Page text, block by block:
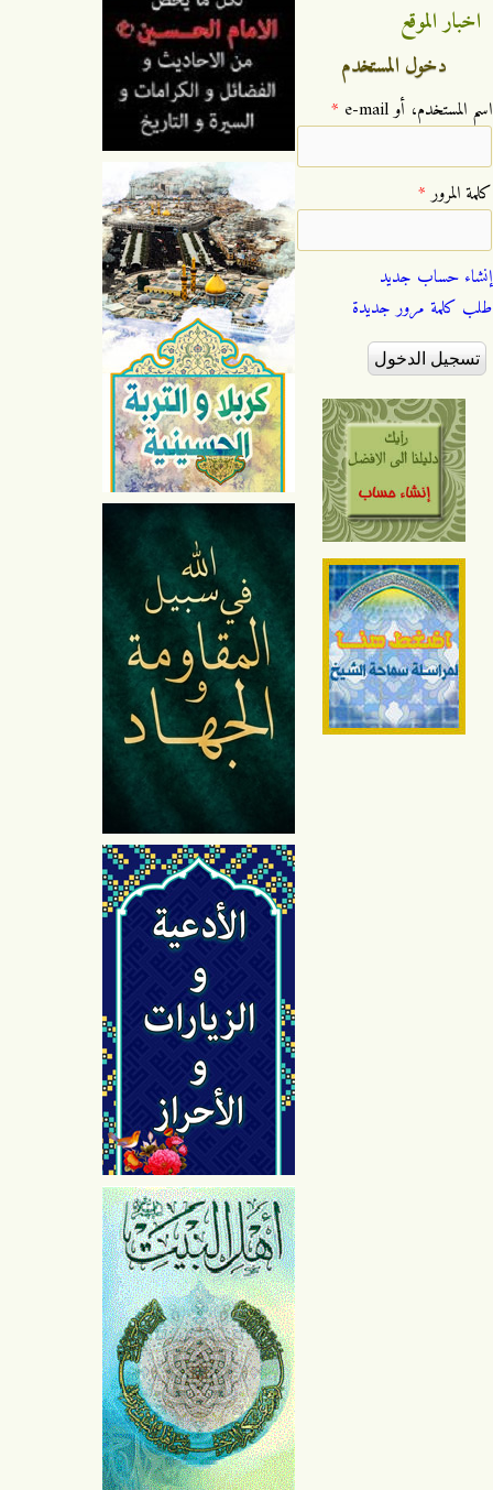
اخبار الموقع
دخول المستخدم
‏اسم المستخدم، أو e-mail ‏ *
‏كلمة المرور ‏*
إنشاء حساب جديد
طلب كلمة مرور جديدة